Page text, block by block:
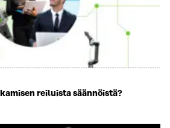
reiluista säännöistä?